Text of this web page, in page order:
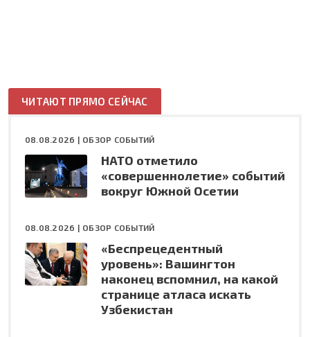
ЧИТАЮТ ПРЯМО СЕЙЧАС
08.08.2026 | ОБЗОР СОБЫТИЙ
НАТО отметило
«совершеннолетие» событий
вокруг Южной Осетии
08.08.2026 | ОБЗОР СОБЫТИЙ
«Беспрецедентный
уровень»: Вашингтон
наконец вспомнил, на какой
странице атласа искать
Узбекистан